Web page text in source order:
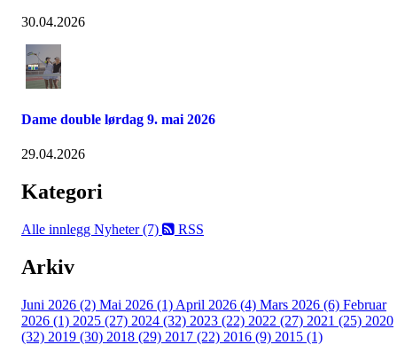
30.04.2026
Dame double lørdag 9. mai 2026
29.04.2026
Kategori
Alle innlegg Nyheter (7) RSS
Arkiv
Juni 2026 (2) Mai 2026 (1) April 2026 (4) Mars 2026 (6) Februar
2026 (1) 2025 (27) 2024 (32) 2023 (22) 2022 (27) 2021 (25) 2020
(32) 2019 (30) 2018 (29) 2017 (22) 2016 (9) 2015 (1)